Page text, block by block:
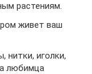
растениям.
живет ваш
нитки, иголки,
любимца